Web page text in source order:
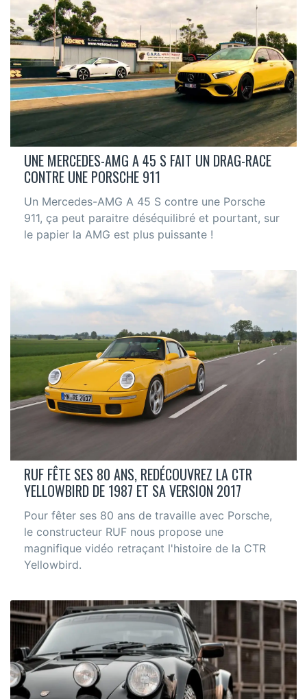
UNE MERCEDES-AMG A 45 S FAIT UN DRAG-RACE
CONTRE UNE PORSCHE 911
Un Mercedes-AMG A 45 S contre une Porsche
911, ça peut paraitre déséquilibré et pourtant, sur
le papier la AMG est plus puissante !
RUF FÊTE SES 80 ANS, REDÉCOUVREZ LA CTR
YELLOWBIRD DE 1987 ET SA VERSION 2017
Pour fêter ses 80 ans de travaille avec Porsche,
le constructeur RUF nous propose une
magnifique vidéo retraçant l'histoire de la CTR
Yellowbird.